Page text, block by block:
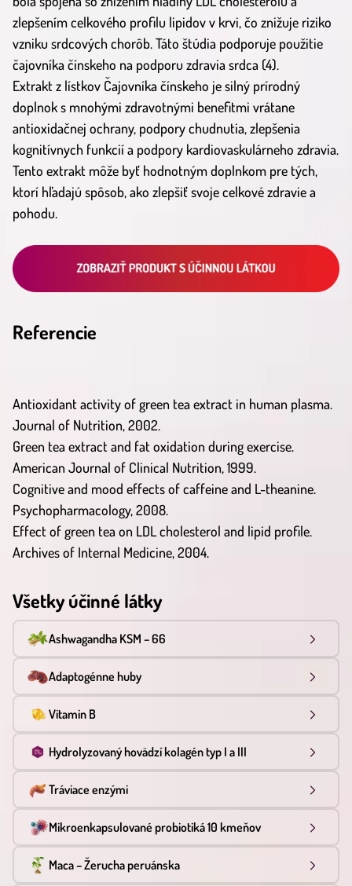
zlepšením celkového profilu lipidov v krvi, čo znižuje riziko
vzniku srdcových chorôb. Táto štúdia podporuje použitie
čajovníka čínskeho na podporu zdravia srdca (4).
Extrakt z lístkov Čajovníka čínskeho je silný prírodný
doplnok s mnohými zdravotnými benefitmi vrátane
antioxidačnej ochrany, podpory chudnutia, zlepšenia
kognitívnych funkcií a podpory kardiovaskulárneho zdravia.
Tento extrakt môže byť hodnotným doplnkom pre tých,
ktorí hľadajú spôsob, ako zlepšiť svoje celkové zdravie a
pohodu.
Referencie
Antioxidant activity of green tea extract in human plasma.
Journal of Nutrition, 2002.
Green tea extract and fat oxidation during exercise.
American Journal of Clinical Nutrition, 1999.
Cognitive and mood effects of caffeine and L-theanine.
Psychopharmacology, 2008.
Effect of green tea on LDL cholesterol and lipid profile.
Archives of Internal Medicine, 2004.
Všetky účinné látky
Ashwagandha KSM – 66
Adaptogénne huby
Vitamin B
Hydrolyzovaný hovädzí kolagén typ I a III
Tráviace enzými
Mikroenkapsulované probiotiká 10 kmeňov
Maca – Žerucha peruánska